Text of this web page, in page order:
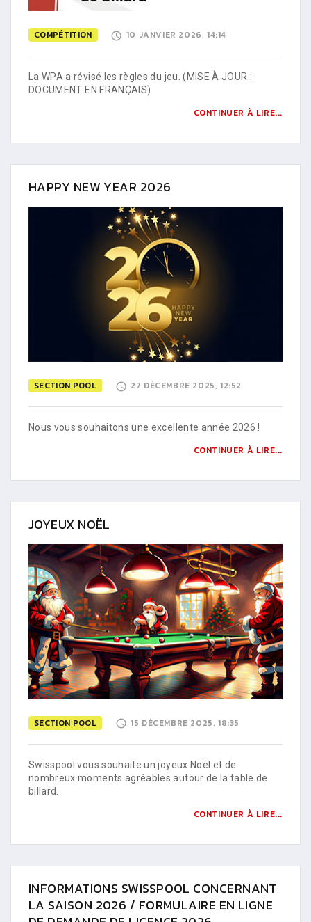
COMPÉTITION 10 JANVIER 2026, 14:14
La WPA a révisé les règles du jeu. (MISE À JOUR :
DOCUMENT EN FRANÇAIS)
CONTINUER À LIRE...
HAPPY NEW YEAR 2026
SECTION POOL 27 DÉCEMBRE 2025, 12:52
Nous vous souhaitons une excellente année 2026 !
CONTINUER À LIRE...
JOYEUX NOËL
SECTION POOL 15 DÉCEMBRE 2025, 18:35
Swisspool vous souhaite un joyeux Noël et de
nombreux moments agréables autour de la table de
billard.
CONTINUER À LIRE...
INFORMATIONS SWISSPOOL CONCERNANT
LA SAISON 2026 / FORMULAIRE EN LIGNE